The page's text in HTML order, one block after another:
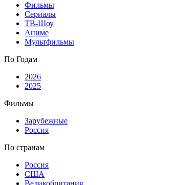
Фильмы
Сериалы
ТВ-Шоу
Аниме
Мультфильмы
По Годам
2026
2025
Фильмы
Зарубежные
Россия
По странам
Россия
США
Великобритания